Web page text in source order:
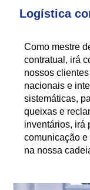
Logística
Como mestre
contratual, irá
nossos
nacionais e
sistemáticas,
queixas e
inventários, irá
comunicação e
na nossa